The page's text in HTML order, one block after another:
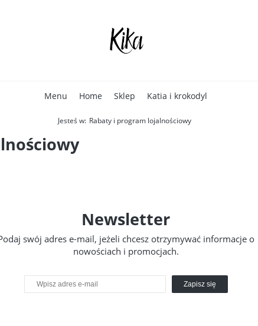
Menu Home Sklep Katia i krokodyl
Jesteś w: Rabaty i program lojalnościowy
Newsletter
swój adres e-mail, jeżeli chcesz otrzymywać informacje o
nowościach i promocjach.
Zapisz się